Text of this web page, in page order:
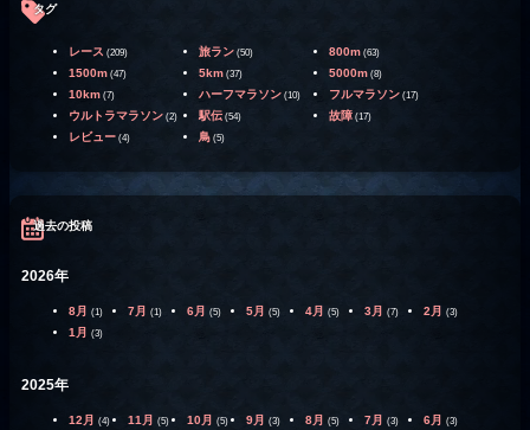
タグ
レース (209) 旅ラン (50) 800m (63)
1500m (47) 5km (37) 5000m (8)
10km (7) ハーフマラソン (10) フルマラソン (17)
ウルトラマラソン (2) 駅伝 (54) 故障 (17)
レビュー (4) 鳥 (5)
過去の投稿
2026年
8月 (1) 7月 (1) 6月 (5) 5月 (5) 4月 (5) 3月 (7) 2月 (3)
1月 (3)
2025年
12月 (4) 11月 (5) 10月 (5) 9月 (3) 8月 (5) 7月 (3) 6月 (3)